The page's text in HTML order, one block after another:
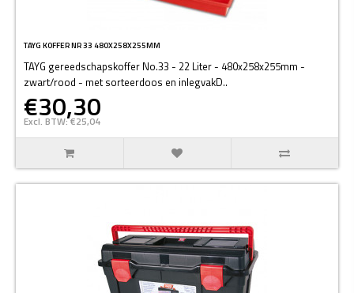
TAYG KOFFER NR 33 480X258X255MM
TAYG gereedschapskoffer No.33 - 22 Liter - 480x258x255mm -
zwart/rood - met sorteerdoos en inlegvakD..
€30,30
Excl. BTW: €25,04